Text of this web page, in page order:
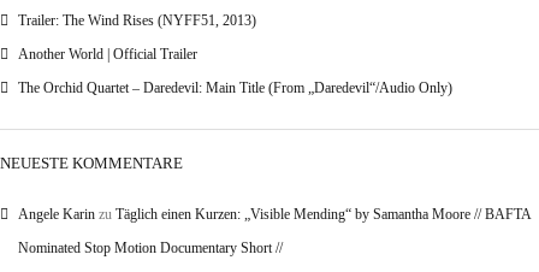
Trailer: The Wind Rises (NYFF51, 2013)
Another World | Official Trailer
The Orchid Quartet – Daredevil: Main Title (From „Daredevil“/Audio Only)
NEUESTE KOMMENTARE
Angele Karin zu Täglich einen Kurzen: „Visible Mending“ by Samantha Moore // BAFTA
Nominated Stop Motion Documentary Short //